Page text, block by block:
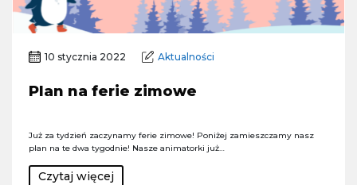
10 stycznia 2022 Aktualności
Plan na ferie zimowe
Już za tydzień zaczynamy ferie zimowe! Poniżej zamieszczamy nasz
plan na te dwa tygodnie! Nasze animatorki już…
Czytaj więcej